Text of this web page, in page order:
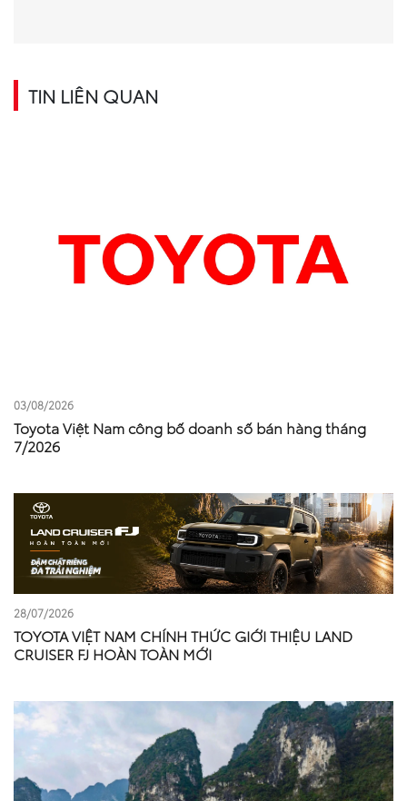
TIN LIÊN QUAN
03/08/2026
Toyota Việt Nam công bố doanh số bán hàng tháng
7/2026
28/07/2026
TOYOTA VIỆT NAM CHÍNH THỨC GIỚI THIỆU LAND
CRUISER FJ HOÀN TOÀN MỚI